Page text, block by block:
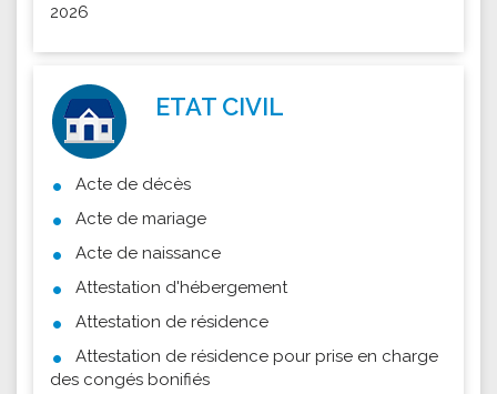
2026
ETAT CIVIL
Acte de décès
Acte de mariage
Acte de naissance
Attestation d'hébergement
Attestation de résidence
Attestation de résidence pour prise en charge
des congés bonifiés